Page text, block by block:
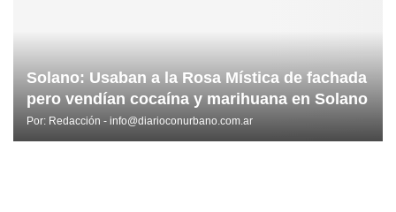
Solano: Usaban a la Rosa Mística de fachada
pero vendían cocaína y marihuana en Solano
Por: Redacción - info@diarioconurbano.com.ar